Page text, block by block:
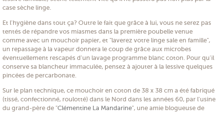
case sèche linge.
Et l'hygiène dans tout ça? Outre le fait que grâce à lui, vous ne serez pas
tentés de répandre vos miasmes dans la première poubelle venue
comme avec un mouchoir papier, et "laverez votre linge sale en famille",
un repassage à la vapeur donnera le coup de grâce aux microbes
éventuellement rescapés d'un lavage programme blanc coton. Pour qu'il
conserve sa blancheur immaculée, pensez à ajouter à la lessive quelques
pincées de percarbonate.
Sur le plan technique, ce mouchoir en coton de 38 x 38 cm a été fabriqué
(tissé, confectionné, roulotté) dans le Nord dans les années 60, par l'usine
du grand-père de "Clémentine La Mandarine", une amie blogueuse de